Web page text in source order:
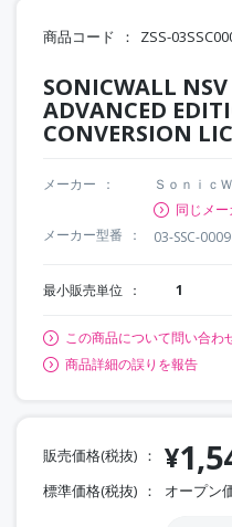
商品コード ZSS-
SONICWALL
ADVANCED
CONVERSION
メーカー
Ｓｏｎｉｃ
同じメ
メーカー型番
03-SSC-0009
最小販売単位 1
この商品について問い合わ
商品詳細の誤りを報告
販売価格(税抜) ¥
標準価格(税抜) オープン